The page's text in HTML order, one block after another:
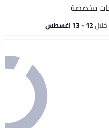
مخصصة
12 - 13 اغسطس